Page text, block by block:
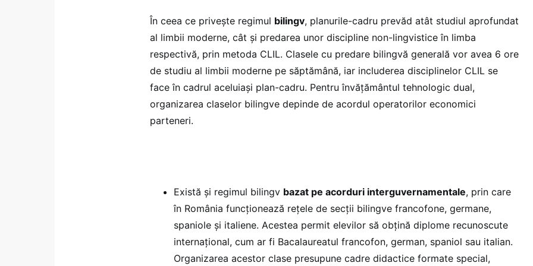
În ceea ce privește regimul bilingv, planurile-cadru prevăd atât studiul aprofundat
al limbii moderne, cât și predarea unor discipline non-lingvistice în limba
respectivă, prin metoda CLIL. Clasele cu predare bilingvă generală vor avea 6 ore
de studiu al limbii moderne pe săptămână, iar includerea disciplinelor CLIL se
face în cadrul aceluiași plan-cadru. Pentru învățământul tehnologic dual,
organizarea claselor bilingve depinde de acordul operatorilor economici
parteneri.
Există și regimul bilingv bazat pe acorduri interguvernamentale, prin care
în România funcționează rețele de secții bilingve francofone, germane,
spaniole și italiene. Acestea permit elevilor să obțină diplome recunoscute
internațional, cum ar fi Bacalaureatul francofon, german, spaniol sau italian.
Organizarea acestor clase presupune cadre didactice formate special,